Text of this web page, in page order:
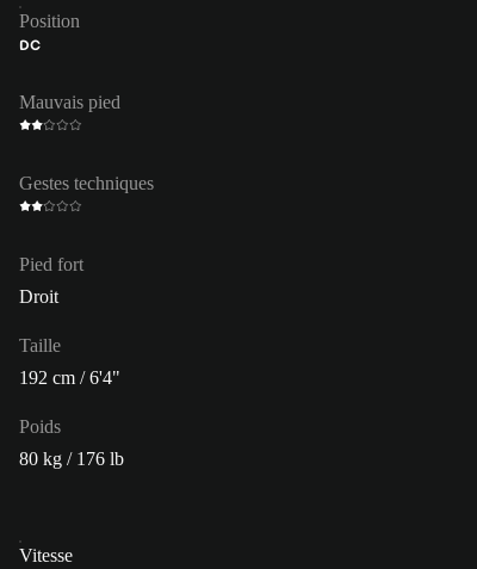
Position
DC
Mauvais pied
Gestes techniques
Pied fort
Droit
Taille
192 cm / 6'4"
Poids
80 kg / 176 lb
Vitesse